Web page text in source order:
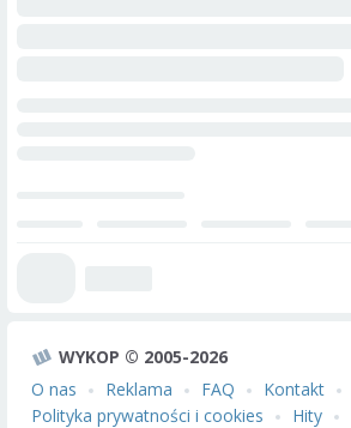
WYKOP © 2005-2026
O nas
Reklama FAQ Kontakt
Polityka prywatności i cookies
Hity